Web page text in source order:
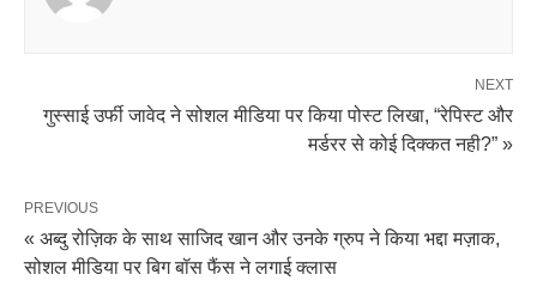
NEXT
गुस्साई उर्फी जावेद ने सोशल मीडिया पर किया पोस्ट लिखा, “रेपिस्ट और
मर्डरर से कोई दिक्कत नही?” »
PREVIOUS
« अब्दु रोज़िक के साथ साजिद खान और उनके ग्रुप ने किया भद्दा मज़ाक,
सोशल मीडिया पर बिग बॉस फैंस ने लगाई क्लास